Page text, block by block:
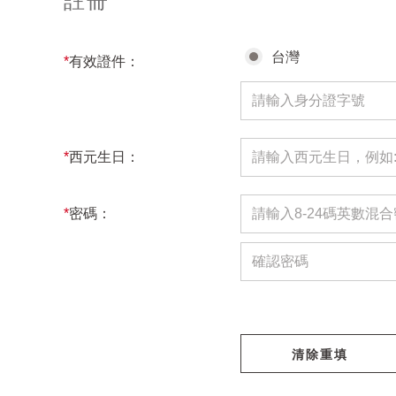
*有效證件： 台灣
*西元生日：
*密碼：